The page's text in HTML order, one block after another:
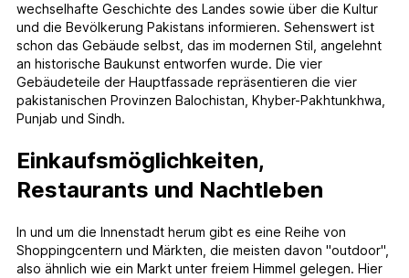
wechselhafte Geschichte des Landes sowie über die Kultur
und die Bevölkerung Pakistans informieren. Sehenswert ist
schon das Gebäude selbst, das im modernen Stil, angelehnt
an historische Baukunst entworfen wurde. Die vier
Gebäudeteile der Hauptfassade repräsentieren die vier
pakistanischen Provinzen Balochistan, Khyber-Pakhtunkhwa,
Punjab und Sindh.
Einkaufsmöglichkeiten,
Restaurants und Nachtleben
In und um die Innenstadt herum gibt es eine Reihe von
Shoppingcentern und Märkten, die meisten davon "outdoor",
also ähnlich wie ein Markt unter freiem Himmel gelegen. Hier